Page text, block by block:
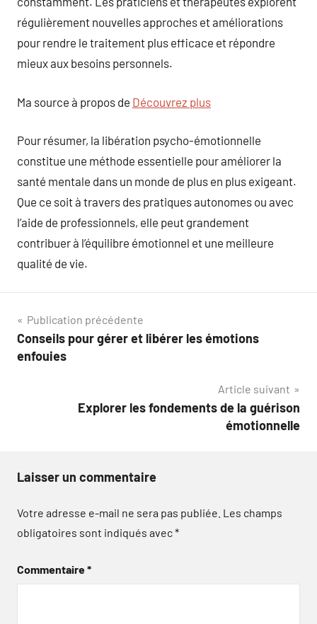
régulièrement nouvelles approches et améliorations
pour rendre le traitement plus efficace et répondre
mieux aux besoins personnels.
Ma source à propos de Découvrez plus
Pour résumer, la libération psycho-émotionnelle
constitue une méthode essentielle pour améliorer la
santé mentale dans un monde de plus en plus exigeant.
Que ce soit à travers des pratiques autonomes ou avec
l’aide de professionnels, elle peut grandement
contribuer à l’équilibre émotionnel et une meilleure
qualité de vie.
Navigation
de
Publication précédente
Conseils pour gérer et libérer les émotions
enfouies
Article suivant
Explorer les fondements de la guérison
émotionnelle
Laisser un commentaire
Votre adresse e-mail ne sera pas publiée. Les champs
obligatoires sont indiqués avec*
Commentaire*